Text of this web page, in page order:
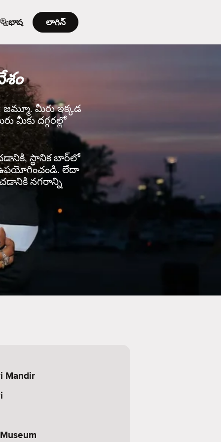
భాష లాగిన్
జమ్మూ. మీరు ఇక్కడ
మీకు దగ్గరల్లో
స్థానిక బార్‌లో
ఉపయోగించండి. లేదా
నగరాన్ని
Mandir